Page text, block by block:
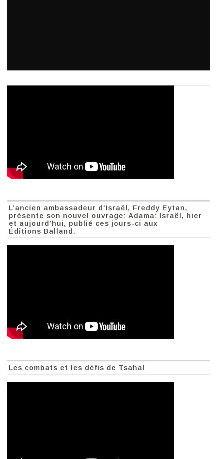
L’ancien ambassadeur d’Israël, Freddy Eytan,
présente son nouvel ouvrage: Adama: Israël, hier
et aujourd’hui, publié ces jours-ci aux
Éditions Balland.
Les combats et les défis de Tsahal